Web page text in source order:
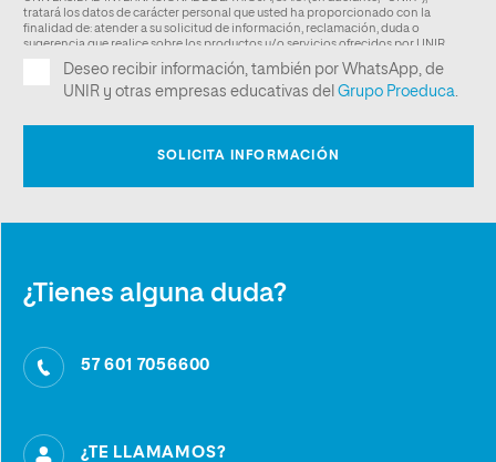
¿Tienes alguna duda?
57 601 7056600
¿TE LLAMAMOS?